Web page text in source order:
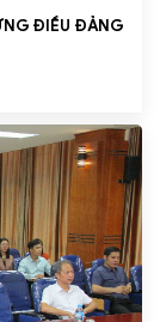
ĐIỀU ĐẢNG